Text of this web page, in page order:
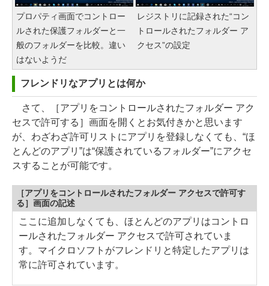
プロパティ画面でコントロー
ルされた保護フォルダーと一
般のフォルダーを比較。違い
はないようだ
レジストリに記録された“コン
トロールされたフォルダー ア
クセス”の設定
フレンドリなアプリとは何か
さて、［アプリをコントロールされたフォルダー アク
セスで許可する］画面を開くとお気付きかと思います
が、わざわざ許可リストにアプリを登録しなくても、“ほ
とんどのアプリ”は“保護されているフォルダー”にアクセ
スすることが可能です。
［アプリをコントロールされたフォルダー アクセスで許可す
る］画面の記述
ここに追加しなくても、ほとんどのアプリはコントロ
ールされたフォルダー アクセスで許可されていま
す。マイクロソフトがフレンドリと特定したアプリは
常に許可されています。